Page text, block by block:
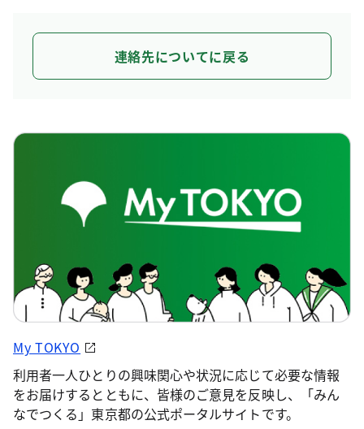
連絡先についてに戻る
My TOKYO
利用者一人ひとりの興味関心や状況に応じて必要な情報
をお届けするとともに、皆様のご意見を反映し、「みん
なでつくる」東京都の公式ポータルサイトです。